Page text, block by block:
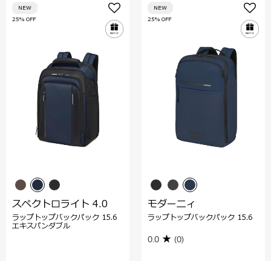
25% OFF
NEW
スペクトロライト 4.0
ラップトップバックパック 15.6
エキスパンダブル
25% OFF
NEW
モダーニィ
ラップトップバックパック 15.6
0.0 (0)